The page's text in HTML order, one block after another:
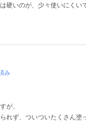
硬いのが、少々使いにくい
み
が、
れず、ついついたくさん塗